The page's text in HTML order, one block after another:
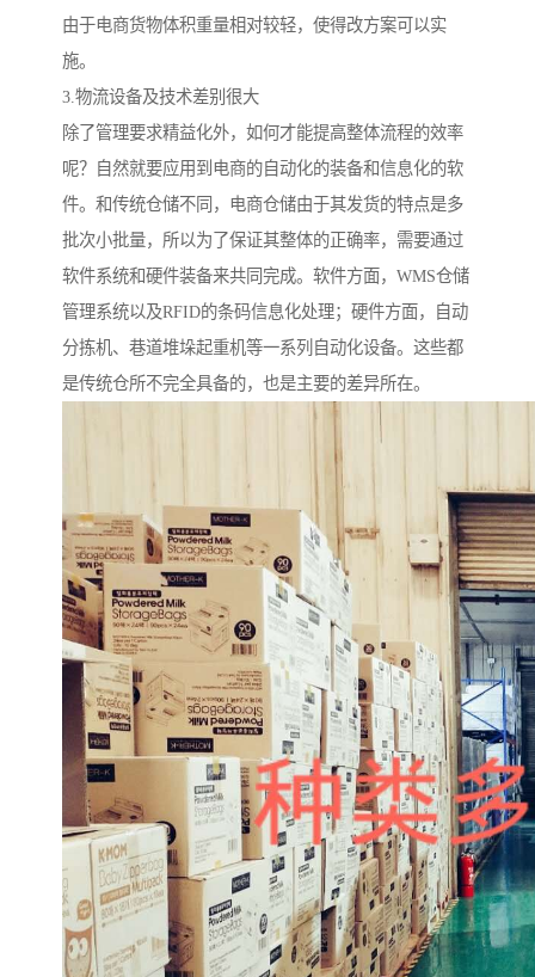
由于电商货物体积重量相对较轻，使得改方案可以实
施。
3.物流设备及技术差别很大
除了管理要求精益化外，如何才能提高整体流程的效率
呢？自然就要应用到电商的自动化的装备和信息化的软
件。和传统仓储不同，电商仓储由于其发货的特点是多
批次小批量，所以为了保证其整体的正确率，需要通过
软件系统和硬件装备来共同完成。软件方面，WMS仓储
管理系统以及RFID的条码信息化处理；硬件方面，自动
分拣机、巷道堆垛起重机等一系列自动化设备。这些都
是传统仓所不完全具备的，也是主要的差异所在。